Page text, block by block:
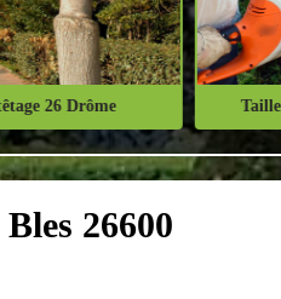
26 Drôme
26600